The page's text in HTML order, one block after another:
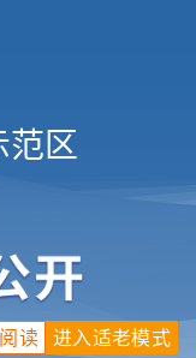
区
进入适老模式
读